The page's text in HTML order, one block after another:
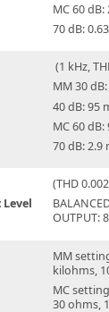
MC 60 dB:
70 dB:
(1 kHz,
MM 30
40 dB: 95
MC 60 dB:
70 dB: 2.9
(THD
OUTPUT:
MM
kilohms,
MC
30 ohms,